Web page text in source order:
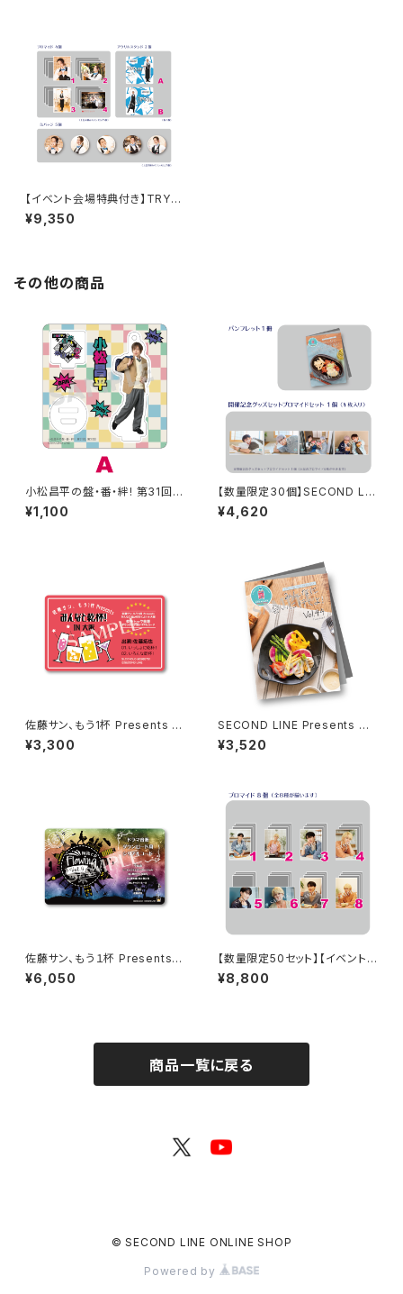
【イベント会場特典付き】TRY-
OUT! 第5回 大町知広さん柄
グッズセット
¥9,350
その他の商品
小松昌平の盤・番・絆! 第31回、
第32回 アクリルスタンド A
¥1,100
【数量限定30個】SECOND LIN
E Presents みんなに会いに行
くよ! 第49回 in 静岡 開催記念
¥4,620
佐藤サン、もう1杯 Presents み
んなに会いに行くよ！IN 大阪 乾
杯トーク音源「みんなと乾杯! IN
¥3,300
SECOND LINE Presents み
んなに会いに行くよ! 第44回 in
山形 パンフレット
¥3,520
佐藤サン、もう１杯 Presents
朗読CD Flowing Vol.9 ドラマ
音源ダウンロード用シリアルコ
¥6,050
【数量限定50セット】【イベント
会場特典付き】SECOND LINE
Presents みんなに会いに行く
¥8,800
商品一覧に戻る
© SECOND LINE ONLINE SHOP
Powered by